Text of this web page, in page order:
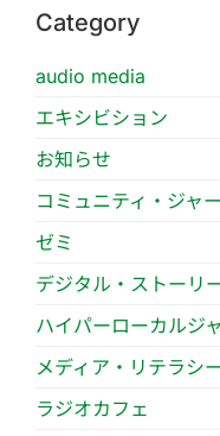
Category
audio media
エキシビション
お知らせ
コミュニティ・ジャ
ゼミ
デジタル・ストーリ
ハイパーローカルジ
メディア・リテラシ
ラジオカフェ